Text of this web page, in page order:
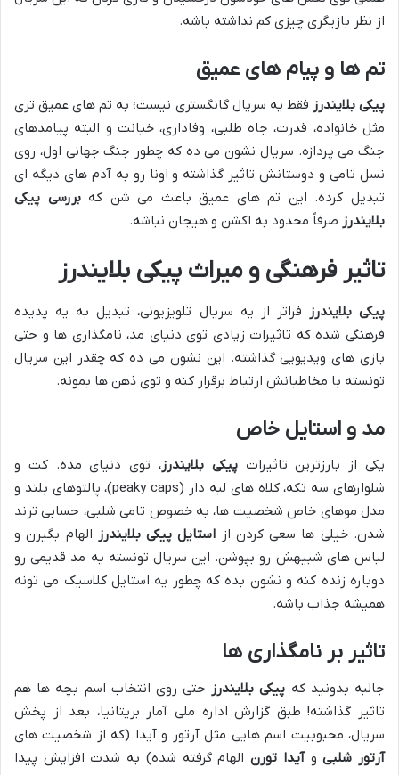
از نظر بازیگری چیزی کم نداشته باشه.
تم ها و پیام های عمیق
پیکی بلایندرز فقط یه سریال گانگستری نیست؛ به تم های عمیق تری
مثل خانواده، قدرت، جاه طلبی، وفاداری، خیانت و البته پیامدهای
جنگ می پردازه. سریال نشون می ده که چطور جنگ جهانی اول، روی
نسل تامی و دوستانش تاثیر گذاشته و اونا رو به آدم های دیگه ای
تبدیل کرده. این تم های عمیق باعث می شن کهبررسی پیکی
بلایندرز صرفاً محدود به اکشن و هیجان نباشه.
تاثیر فرهنگی و میراث پیکی بلایندرز
پیکی بلایندرز فراتر از یه سریال تلویزیونی، تبدیل به یه پدیده
فرهنگی شده که تاثیرات زیادی توی دنیای مد، نامگذاری ها و حتی
بازی های ویدیویی گذاشته. این نشون می ده که چقدر این سریال
تونسته با مخاطبانش ارتباط برقرار کنه و توی ذهن ها بمونه.
مد و استایل خاص
یکی از بارزترین تاثیراتپیکی بلایندرز، توی دنیای مده. کت و
شلوارهای سه تکه، کلاه های لبه دار (peaky caps)، پالتوهای بلند و
مدل موهای خاص شخصیت ها، به خصوص تامی شلبی، حسابی ترند
شدن. خیلی ها سعی کردن از استایل پیکی بلایندرز الهام بگیرن و
لباس های شبیهش رو بپوشن. این سریال تونسته یه مد قدیمی رو
دوباره زنده کنه و نشون بده که چطور یه استایل کلاسیک می تونه
همیشه جذاب باشه.
تاثیر بر نامگذاری ها
جالبه بدونید که پیکی بلایندرز حتی روی انتخاب اسم بچه ها هم
تاثیر گذاشته! طبق گزارش اداره ملی آمار بریتانیا، بعد از پخش
سریال، محبوبیت اسم هایی مثل آرتور و آیدا (که از شخصیت های
آرتور شلبیوآیدا تورنالهام گرفته شده) به شدت افزایش پیدا